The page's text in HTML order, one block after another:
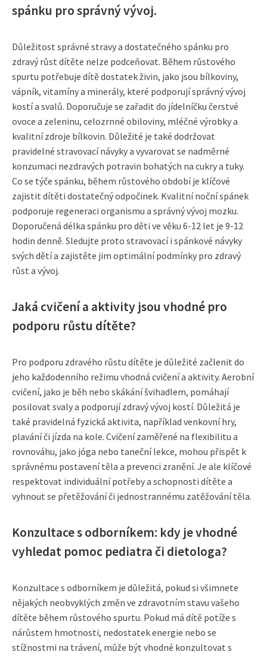
spánku pro správný vývoj.
Důležitost správné stravy a dostatečného spánku pro
zdravý růst dítěte nelze podceňovat. Během růstového
spurtu potřebuje dítě dostatek živin, jako jsou bílkoviny,
vápník, vitamíny a minerály, které podporují správný vývoj
kostí a svalů. Doporučuje se zařadit do jídelníčku čerstvé
ovoce a zeleninu, celozrnné obiloviny, mléčné výrobky a
kvalitní zdroje bílkovin. Důležité je také dodržovat
pravidelné stravovací návyky a vyvarovat se nadměrné
konzumaci nezdravých potravin bohatých na cukry a tuky.
Co se týče spánku, během růstového období je klíčové
zajistit dítěti dostatečný odpočinek. Kvalitní noční spánek
podporuje regeneraci organismu a správný vývoj mozku.
Doporučená délka spánku pro děti ve věku 6-12 let je 9-12
hodin denně. Sledujte proto stravovací i spánkové návyky
svých dětí a zajistěte jim optimální podmínky pro zdravý
růst a vývoj.
Jaká cvičení a aktivity jsou vhodné pro
podporu růstu dítěte?
Pro podporu zdravého růstu dítěte je důležité začlenit do
jeho každodenního režimu vhodná cvičení a aktivity. Aerobní
cvičení, jako je běh nebo skákání švihadlem, pomáhají
posilovat svaly a podporují zdravý vývoj kostí. Důležitá je
také pravidelná fyzická aktivita, například venkovní hry,
plavání či jízda na kole. Cvičení zaměřené na flexibilitu a
rovnováhu, jako jóga nebo taneční lekce, mohou přispět k
správnému postavení těla a prevenci zranění. Je ale klíčové
respektovat individuální potřeby a schopnosti dítěte a
vyhnout se přetěžování či jednostrannému zatěžování těla.
Konzultace s odborníkem: kdy je vhodné
vyhledat pomoc pediatra či dietologa?
Konzultace s odborníkem je důležitá, pokud si všimnete
nějakých neobvyklých změn ve zdravotním stavu vašeho
dítěte během růstového spurtu. Pokud má dítě potíže s
nárůstem hmotnosti, nedostatek energie nebo se
stížnostmi na trávení, může být vhodné konzultovat s